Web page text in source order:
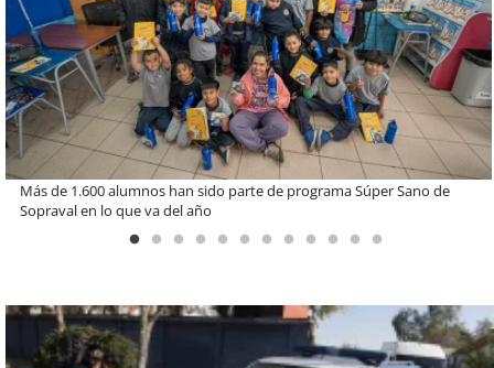
Estudiantes de la UCN desarrollan tecnología para modernizar la
operación de Ultraport Coquimbo